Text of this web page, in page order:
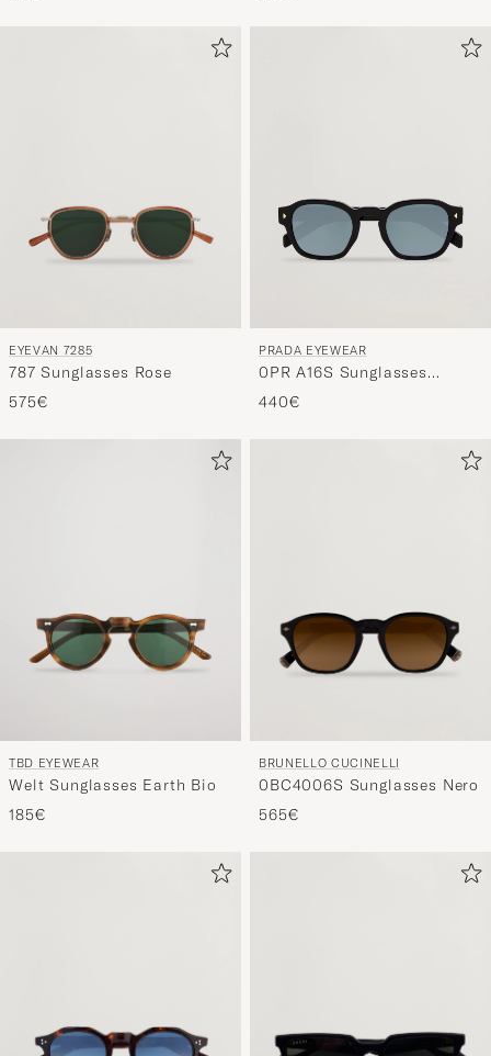
EYEVAN 7285
787 Sunglasses Rose
575€
PRADA EYEWEAR
0PR A16S Sunglasses
Black/green
440€
TBD EYEWEAR
Welt Sunglasses Earth Bio
185€
BRUNELLO CUCINELLI
0BC4006S Sunglasses Nero
565€